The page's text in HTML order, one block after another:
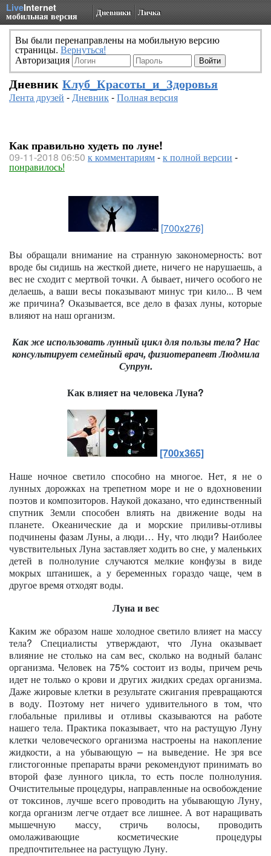
LiveInternet
мобильная версия Дневники Личка
Вы были перенаправлены на мобильную версию
страницы. Вернуться!
Авторизация
Дневник Клуб_Красоты_и_Здоровья
Лента друзей -Дневник-Полная версия
Как правильно худеть по луне!
09-11-2018 06:50 к комментариям-к полной версии -
понравилось!
[700x276]
Вы обращали внимание на странную закономерность: вот
вроде бы сидишь на жесткой диете, ничего не нарушаешь, а
вес не сходит с мертвой точки. А бывает, ничего особого не
делаешь, а ваши весы показывают минус три кило... В чем
же причина? Оказывается, все дело в фазах луны, которые
влияют на наш организм.
Как же использовать лунный цикл для пользы тела? Нас
консультирует семейный врач, физиотерапевт Людмила
Супрун.
Как влияет на человека Луна?
[700x365]
Наше ночное светило способно на многое. Нет, я не о
лунных дорожках на трепетном море и не о вдохновении
поэтов и композиторов. Наукой доказано, что единственный
спутник Земли способен влиять на движение воды на
планете. Океанические да и морские приливы-отливы
подчинены фазам Луны, а люди… Ну, что люди? Наиболее
чувствительных Луна заставляет ходить во сне, у маленьких
детей в полнолуние случаются мелкие конфузы в виде
мокрых штанишек, а у беременных гораздо чаще, чем в
другое время отходят воды.
Луна и вес
Каким же образом наше холодное светило влияет на массу
тела? Специалисты утверждают, что Луна оказывает
влияние не столько на сам вес, сколько на водный баланс
организма. Человек на 75% состоит из воды, причем речь
идет не только о крови и других жидких средах организма.
Даже жировые клетки в результате сжигания превращаются
в воду. Поэтому нет ничего удивительного в том, что
глобальные приливы и отливы сказываются на работе
нашего тела. Практика показывает, что на растущую Луну
клетки человеческого организма настроены на накопление
жидкости, а на убывающую – на выведение. Не зря все
глистогонные препараты врачи рекомендуют принимать во
второй фазе лунного цикла, то есть после полнолуния.
Очистительные процедуры, направленные на освобождение
от токсинов, лучше всего проводить на убывающую Луну,
когда организм легче отдает все лишнее. А вот наращивать
мышечную массу, стричь волосы, проводить
омолаживающие косметические процедуры
предпочтительнее на растущую Луну.